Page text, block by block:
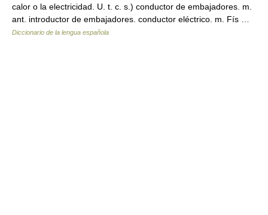
calor o la electricidad. U. t. c. s.) conductor de embajadores. m.
ant. introductor de embajadores. conductor eléctrico. m. Fís …
Diccionario de la lengua española